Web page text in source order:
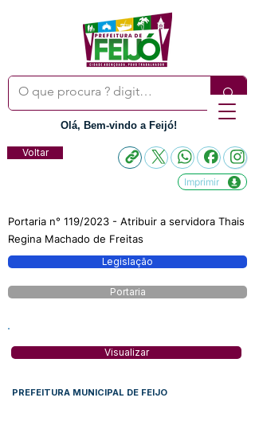
Olá, Bem-vindo a Feijó!
Voltar
Imprimir
Portaria n° 119/2023 - Atribuir a servidora Thais
Regina Machado de Freitas
Legislação
Portaria
Visualizar
PREFEITURA MUNICIPAL DE FEIJO